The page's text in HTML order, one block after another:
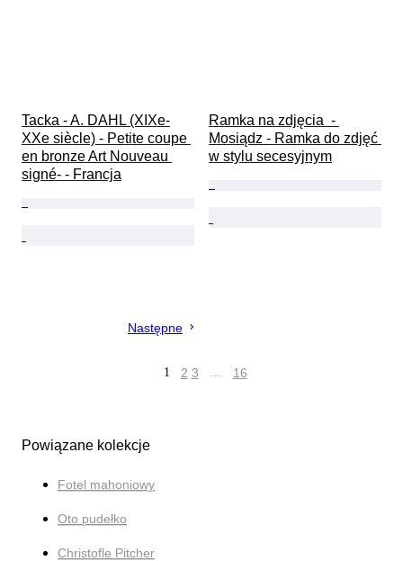
Tacka - A. DAHL (XIXe-
XXe siècle) - Petite coupe
en bronze Art Nouveau
signé- - Francja
Ramka na zdjęcia  -
Mosiądz - Ramka do zdjęć
w stylu secesyjnym
Następne
1 2 3 … 16
Powiązane kolekcje
Fotel mahoniowy
Oto pudełko
Christofle Pitcher